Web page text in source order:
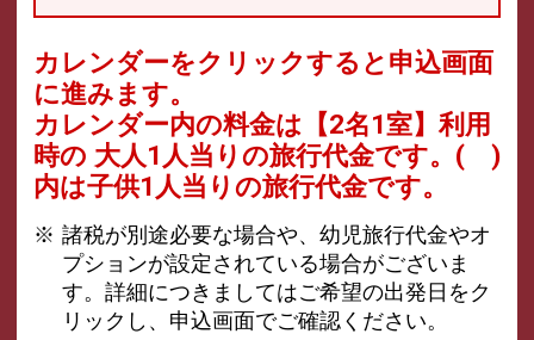
カレンダーをクリックすると申込画面
に進みます。
カレンダー内の料金は 【2名1室】利用
時の 大人1人当りの旅行代金です。 ( )
内は子供1人当りの旅行代金です。
諸税が別途必要な場合や、幼児旅行代金やオ
プションが設定されている場合がございま
す。詳細につきましてはご希望の出発日をク
リックし、申込画面でご確認ください。